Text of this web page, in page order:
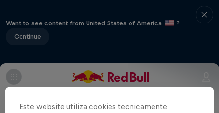
Want to see content from United States of America
?
Continue
Saiba mais informações
Campeonato Mundial de Rali
Este website utiliza cookies tecnicamente